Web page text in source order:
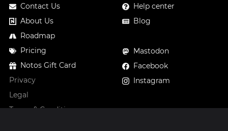
Contact Us
About Us
Roadmap
Pricing
Notos Gift Card
Privacy
Legal
Terms & Conditions
Help center
Blog
Mastodon
Facebook
Instagram